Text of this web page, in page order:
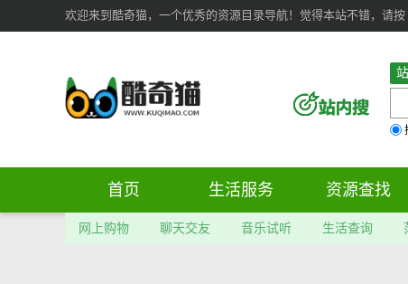
欢迎来到酷奇猫，一个优秀的资源目录导航！觉得本站不错，请
首页 生活服务 资源查找
网上购物 聊天交友 音乐试听 生活查询